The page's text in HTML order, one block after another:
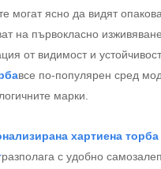
могат ясно да видят
на първокласно
от видимост и
все по-популярен сред
марки.
хартиена
разполага с удобно